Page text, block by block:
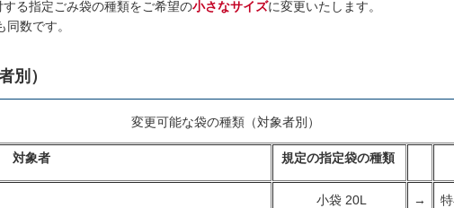
る指定ごみ袋の種類をご希望の小さなサイズに変更いたします。
数です。
別）
変更可能な袋の種類（対象者別）
対象者 規定の指定袋の種類
小袋 20L →